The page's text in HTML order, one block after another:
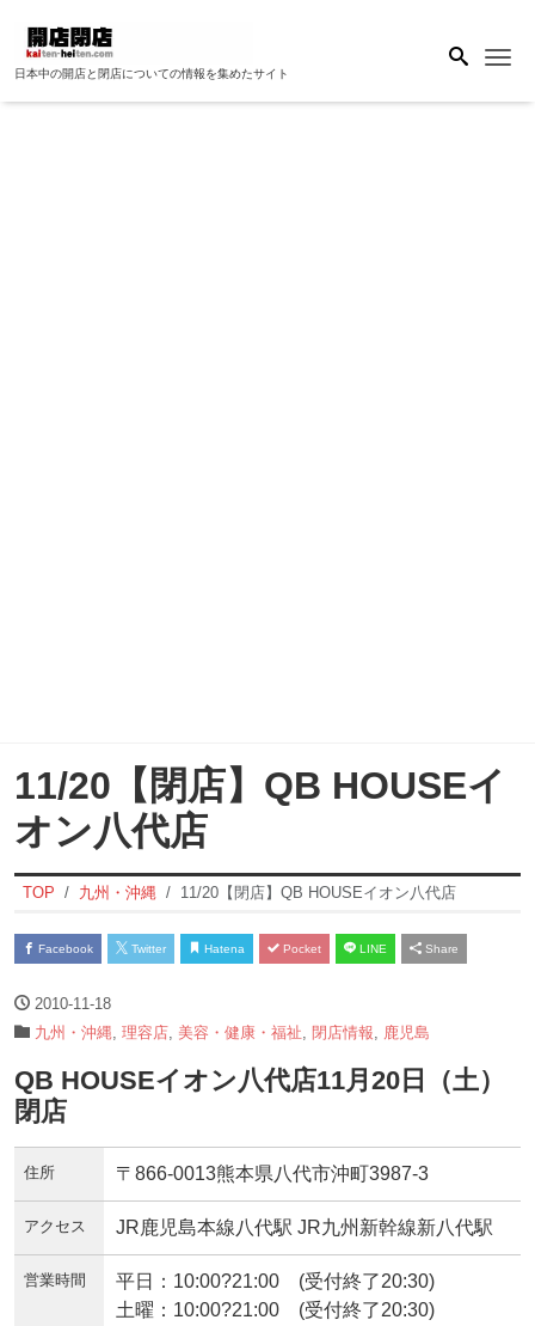
日本中の開店と閉店についての情報を集めたサイト
11/20【閉店】QB HOUSEイ
オン八代店
TOP 九州・沖縄 11/20【閉店】QB HOUSEイオン八代店
Facebook Twitter Hatena Pocket LINE Share
2010-11-18
九州・沖縄 理容店 美容・健康・福祉 閉店情報 鹿児島
QB HOUSEイオン八代店11月20日（土）
閉店
住所 〒866-0013熊本県八代市沖町3987-3
アクセス JR鹿児島本線八代駅 JR九州新幹線新八代駅
営業時間
平日：10:00?21:00 (受付終了20:30)
土曜：10:00?21:00 (受付終了20:30)